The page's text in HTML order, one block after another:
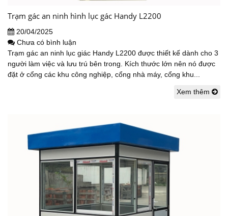
Trạm gác an ninh hình lục gác Handy L2200
20/04/2025
Chưa có bình luận
Trạm gác an ninh lục giác Handy L2200 được thiết kế dành cho 3
người làm việc và lưu trú bên trong. Kích thước lớn nên nó được
đặt ở cổng các khu công nghiệp, cổng nhà máy, cổng khu...
Xem thêm